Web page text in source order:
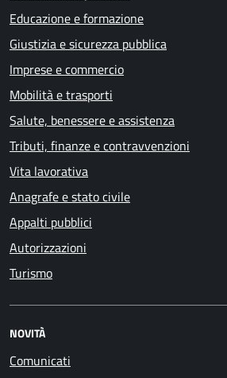
Educazione e formazione
Giustizia e sicurezza pubblica
Imprese e commercio
Mobilità e trasporti
Salute, benessere e assistenza
Tributi, finanze e contravvenzioni
Vita lavorativa
Anagrafe e stato civile
Appalti pubblici
Autorizzazioni
Turismo
NOVITÀ
Comunicati